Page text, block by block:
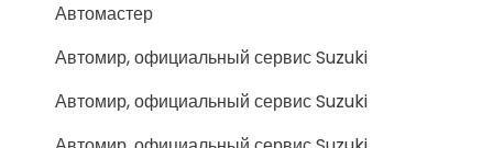
Автомастер
Автомир, официальный сервис Suzuki
Автомир, официальный сервис Suzuki